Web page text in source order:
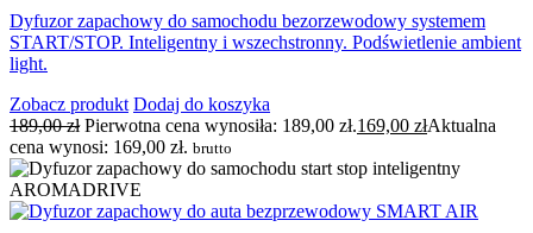
Dyfuzor zapachowy do samochodu bezorzewodowy systemem
START/STOP. Inteligentny i wszechstronny. Podświetlenie ambient
light.
Zobacz produkt Dodaj do koszyka
189,00zł Pierwotna cena wynosiła: 189,00 zł.169,00 złAktualna
cena wynosi: 169,00 zł. brutto